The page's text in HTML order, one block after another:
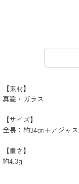
【素材】
真鍮・ガラス
【サイズ】
全長：約34㎝＋アジャ
【重さ】
約4.3g